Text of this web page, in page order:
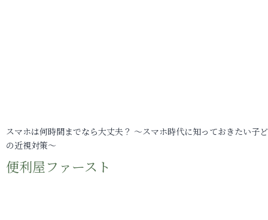
スマホは何時間までなら大丈夫？ ～スマホ時代に知っておきたい子
の近視対策～
便利屋ファースト